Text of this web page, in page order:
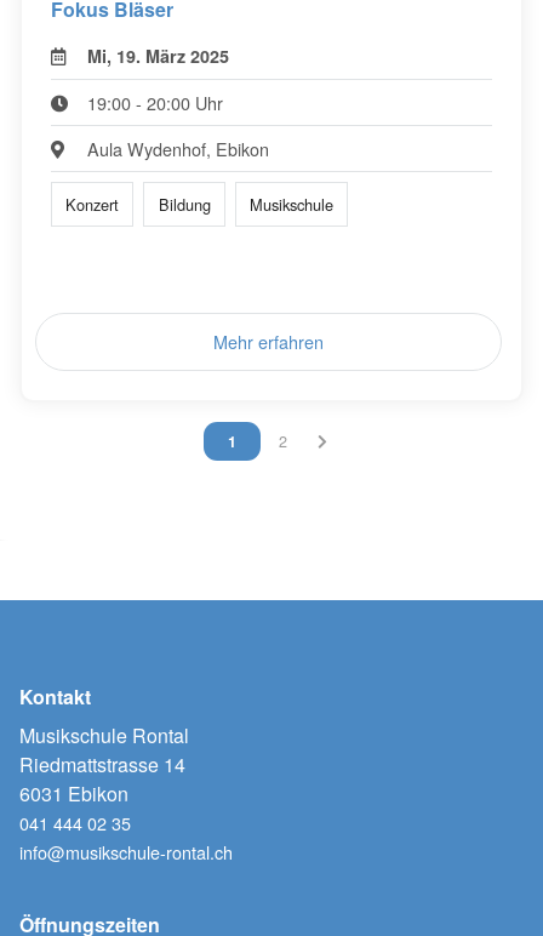
Fokus Bläser
Mi, 19. März 2025
19:00 - 20:00 Uhr
Aula Wydenhof, Ebikon
Konzert Bildung Musikschule
Mehr erfahren
Vous êtes sur la page
1 Vous êtes sur la page
2
Kontakt
Musikschule Rontal
Riedmattstrasse 14
6031 Ebikon
041 444 02 35
info@musikschule-rontal.ch
Öffnungszeiten